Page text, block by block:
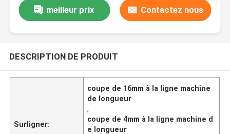
meilleur prix Contactez nous
DESCRIPTION DE PRODUIT
Surligner:
coupe de 16mm à la ligne machine
de longueur
,
coupe de 4mm à la ligne machine d
e longueur